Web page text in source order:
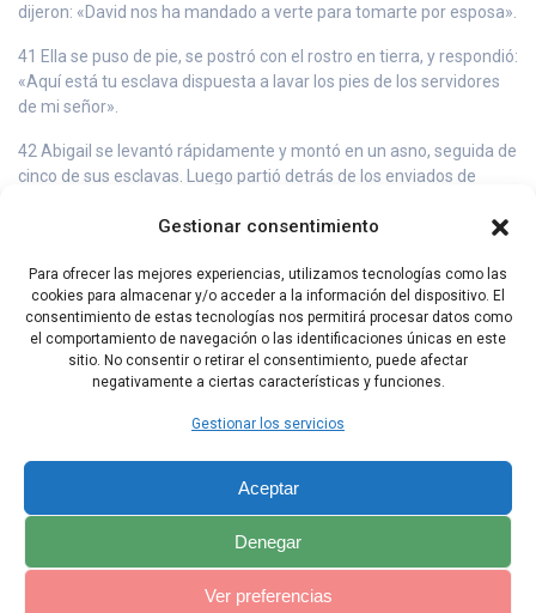
Gestionar consentimiento
Para ofrecer las mejores experiencias, utilizamos tecnologías como las
cookies para almacenar y/o acceder a la información del dispositivo. El
consentimiento de estas tecnologías nos permitirá procesar datos como
el comportamiento de navegación o las identificaciones únicas en este
sitio. No consentir o retirar el consentimiento, puede afectar
negativamente a ciertas características y funciones.
Gestionar los servicios
Aceptar
Denegar
Ver preferencias
dijeron: «David nos ha mandado a verte para tomarte por esposa».
41 Ella se puso de pie, se postró con el rostro en tierra, y respondió:
«Aquí está tu esclava dispuesta a lavar los pies de los servidores
de mi señor».
42 Abigail se levantó rápidamente y montó en un asno, seguida de
cinco de sus esclavas. Luego partió detrás de los enviados de
las dos por esposas.
44 Saúl, por su parte, había dado a su hija Mical, la esposa de
David, a Paltí, hijo de Lais, que era de Galím.
Capítulo Anterior Capítulo Siguiente